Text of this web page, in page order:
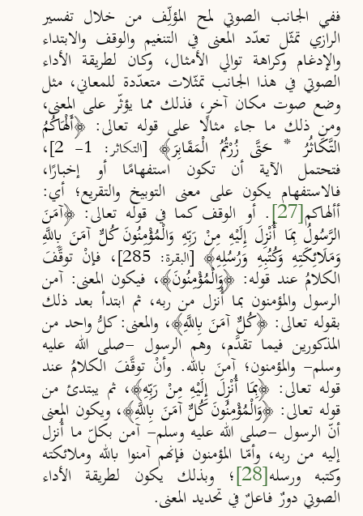
ففي الجانب الصوتي لمح المؤلِّف من خلال تفسير
الرازي تمثّل تعدّد المعنى في التنغيم والوقف والابتداء
والإدغام وكراهة توالي الأمثال، وكان لطريقة الأداء
الصوتي في هذا الجانب تمثّلات متعدّدة للمعاني، مثل
وضع صوت مكان آخر، فذلك مما يؤثّر على المعنى،
ومن ذلك ما جاء مثالًا على قوله تعالى: ﴿أَلْهَاكُمُ
التَّكَاثُرُ * حَتَّى زُرْتُمُ الْمَقَابِرَ﴾ [التكاثر: 1- 2 ]،
فتحتمل الآية أن تكون استفهامًا أو إخبارًا،
فالاستفهام يكون على معنى التوبيخ والتقريع؛ أي:
أألهاكم[27] . أو الوقف كما في قوله تعالى: ﴿آمَنَ
الرَّسُولُ بِمَا أُنْزِلَ إِلَيْهِ مِنْ رَبِّهِ وَالْمُؤْمِنُونَ كُلٌّ آمَنَ بِاللَّهِ
وَمَلَائِكَتِهِ وَكُتُبِهِ وَرُسُلِهِ﴾[البقرة: 285 ]، فإنْ توقَّفَ
الكلامُ عند قوله: ﴿وَالْمُؤْمِنُونَ﴾، فيكون المعنى: آمن
الرسول والمؤمنون بما أُنزل من ربه، ثم ابتدأ بعد ذلك
بقوله تعالى: ﴿كُلٌّ آمَنَ بِاللَّهِ﴾، والمعنى: كلُّ واحد من
المذكورين فيما تقدَّم، وهم الرسول -صلى الله عليه
وسلم- والمؤمنون؛ آمنَ بالله. وأنْ توقَّفَ الكلامُ عند
قوله تعالى: ﴿بِمَا أُنْزِلَ إِلَيْهِ مِنْ رَبِّهِ﴾،ثم يبتدئ من
قوله تعالى: ﴿وَالْمُؤْمِنُونَ كُلٌّ آمَنَ بِاللَّهِ﴾،ويكون المعنى
أنّ الرسول -صلى الله عليه وسلم- آمن بكلّ ما أُنزل
إليه من ربه، وأمّا المؤمنون فإنهم آمنوا بالله وملائكته
وكتبه ورسله[28] ؛ وبذلك يكون لطريقة الأداء
الصوتي دورٌ فاعلٌ في تحديد المعنى.